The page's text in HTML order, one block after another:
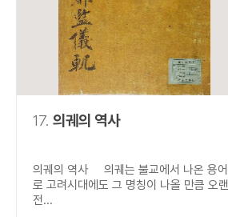
17. 의궤의 역사
의궤의 역사 의궤는 불교에서 나온 용어
로 고려시대에도 그 명칭이 나올 만큼 오랜
전...